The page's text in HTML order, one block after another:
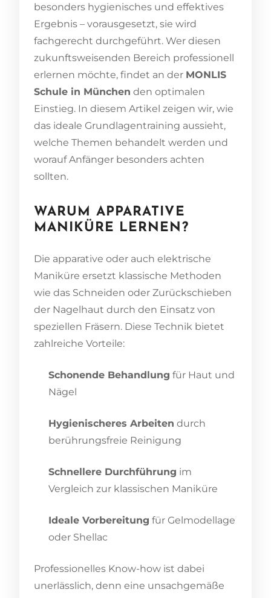
besonders hygienisches und effektives
Ergebnis – vorausgesetzt, sie wird
fachgerecht durchgeführt. Wer diesen
zukunftsweisenden Bereich professionell
erlernen möchte, findet an der MONLIS
Schule in München den optimalen
Einstieg. In diesem Artikel zeigen wir, wie
das ideale Grundlagentraining aussieht,
welche Themen behandelt werden und
worauf Anfänger besonders achten
sollten.
WARUM APPARATIVE
MANIKÜRE LERNEN?
Die apparative oder auch elektrische
Maniküre ersetzt klassische Methoden
wie das Schneiden oder Zurückschieben
der Nagelhaut durch den Einsatz von
speziellen Fräsern. Diese Technik bietet
zahlreiche Vorteile:
Schonende Behandlung für Haut und
Nägel
Hygienischeres Arbeiten durch
berührungsfreie Reinigung
Schnellere Durchführung im
Vergleich zur klassischen Maniküre
Ideale Vorbereitung für Gelmodellage
oder Shellac
Professionelles Know-how ist dabei
unerlässlich, denn eine unsachgemäße